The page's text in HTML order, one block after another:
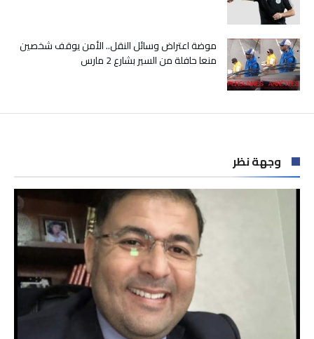
موضة اعتراض وسائل النقل.. الأمن يوقف شخصين
منعا حافلة من السير بشارع 2 مارس
وجهة نظر